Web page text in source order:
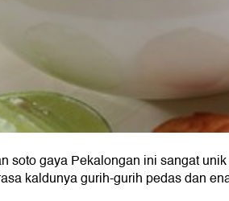
soto gaya Pekalongan ini sangat
kaldunya gurih-gurih pedas dan